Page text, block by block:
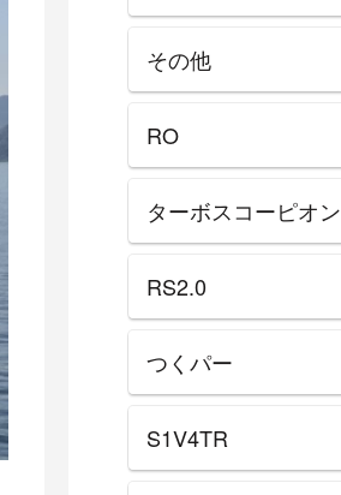
その他
RO
ターボスコーピオン
RS2.0
つくパー
S1V4TR